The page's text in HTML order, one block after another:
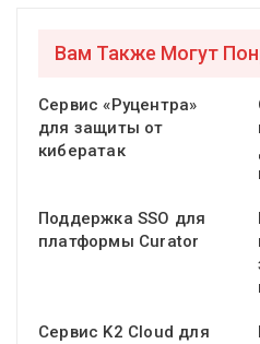
Вам Также Могут
Сервис «Руцентра»
для защиты от
кибератак
Поддержка SSO для
платформы Curator
Сервис K2 Cloud для